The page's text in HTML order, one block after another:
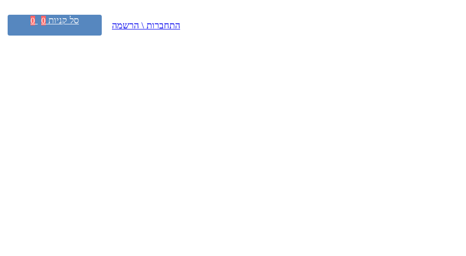
התחברות \ הרשמה סל קניות 0
0